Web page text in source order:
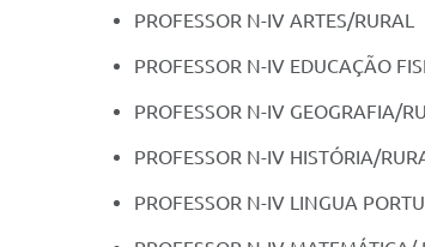
PROFESSOR N-IV ARTES/RURAL
PROFESSOR N-IV EDUCAÇÃO
PROFESSOR N-IV GEOGRAFIA/
PROFESSOR N-IV HISTÓRIA/
PROFESSOR N-IV LINGUA